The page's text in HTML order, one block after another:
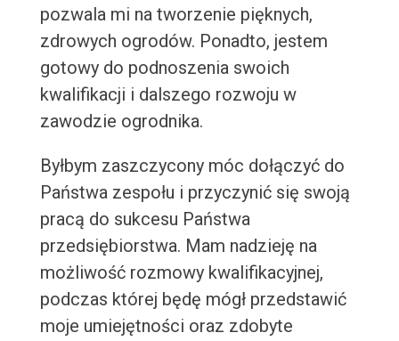
pozwala mi na tworzenie pięknych,
zdrowych ogrodów. Ponadto, jestem
gotowy do podnoszenia swoich
kwalifikacji i dalszego rozwoju w
zawodzie ogrodnika.
Byłbym zaszczycony móc dołączyć do
Państwa zespołu i przyczynić się swoją
pracą do sukcesu Państwa
przedsiębiorstwa. Mam nadzieję na
możliwość rozmowy kwalifikacyjnej,
podczas której będę mógł przedstawić
moje umiejętności oraz zdobyte